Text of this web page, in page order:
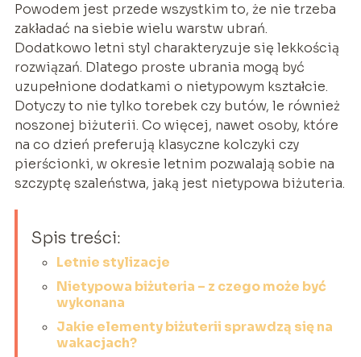
Powodem jest przede wszystkim to, że nie trzeba
zakładać na siebie wielu warstw ubrań.
Dodatkowo letni styl charakteryzuje się lekkością
rozwiązań. Dlatego proste ubrania mogą być
uzupełnione dodatkami o nietypowym kształcie.
Dotyczy to nie tylko torebek czy butów, le również
noszonej biżuterii. Co więcej, nawet osoby, które
na co dzień preferują klasyczne kolczyki czy
pierścionki, w okresie letnim pozwalają sobie na
szczyptę szaleństwa, jaką jest nietypowa biżuteria.
Spis treści:
Letnie stylizacje
Nietypowa biżuteria – z czego może być
wykonana
Jakie elementy biżuterii sprawdzą się na
wakacjach?